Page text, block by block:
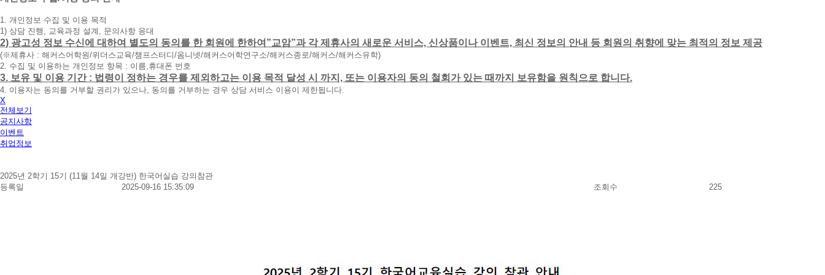
휴
대
폰
번
호
를
입
력
하
시
면
빠
간
내
1. 개인정보 수집 및 이용 목적
1) 상담 진행, 교육과정 설계, 문의사항 응대
2) 광고성 정보 수신에 대하여 별도의 동의를 한 회원에 한하여”교암”과 각 제휴사의 새로운 서비스, 신상품이나 이벤트, 최신 정보의 안내 등 회원의 취향에 맞는 최적의 정보 제공
(※제휴사 : 해커스어학원/위더스교육/챔프스터디/옴니넷/해커스어학연구소/해커스종로/해커스/해커스유학)
2. 수집 및 이용하는 개인정보 항목 : 이름,휴대폰 번호
3. 보유 및 이용 기간 : 법령이 정하는 경우를 제외하고는 이용 목적 달성 시 까지, 또는 이용자의 동의 철회가 있는 때까지 보유함을 원칙으로 합니다.
4. 이용자는 동의를 거부할 권리가 있으나, 동의를 거부하는 경우 상담 서비스 이용이 제한됩니다.
X
전체보기
공지사항
이벤트
취업정보
2025년 2학기 15기 (11월 14일 개강반) 한국어실습 강의참관
등록일
2025-09-16 15:35:09 조회수 225